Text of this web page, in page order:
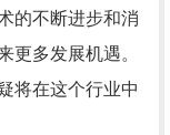
的不断进步和消
更多发展机遇。
将在这个行业中